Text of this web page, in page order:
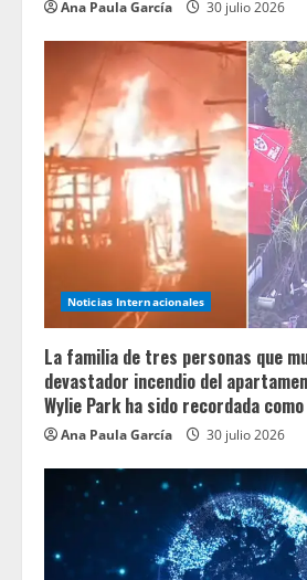
Ana Paula García 30 julio 2026
Noticias Internacionales
La familia de tres personas que
devastador incendio del
Wylie Park ha sido recordada
Ana Paula García 30 julio 2026